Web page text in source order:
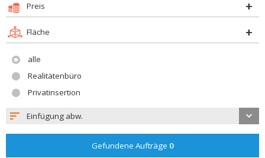
Preis
Fläche
alle
Realitätenbüro
Privatinsertion
Einfügung abw.
Gefundene Aufträge 0